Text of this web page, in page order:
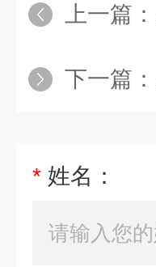
上一篇：
下一篇：
* 姓名：